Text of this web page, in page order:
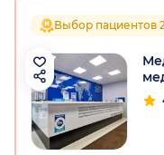
Выбор пациентов